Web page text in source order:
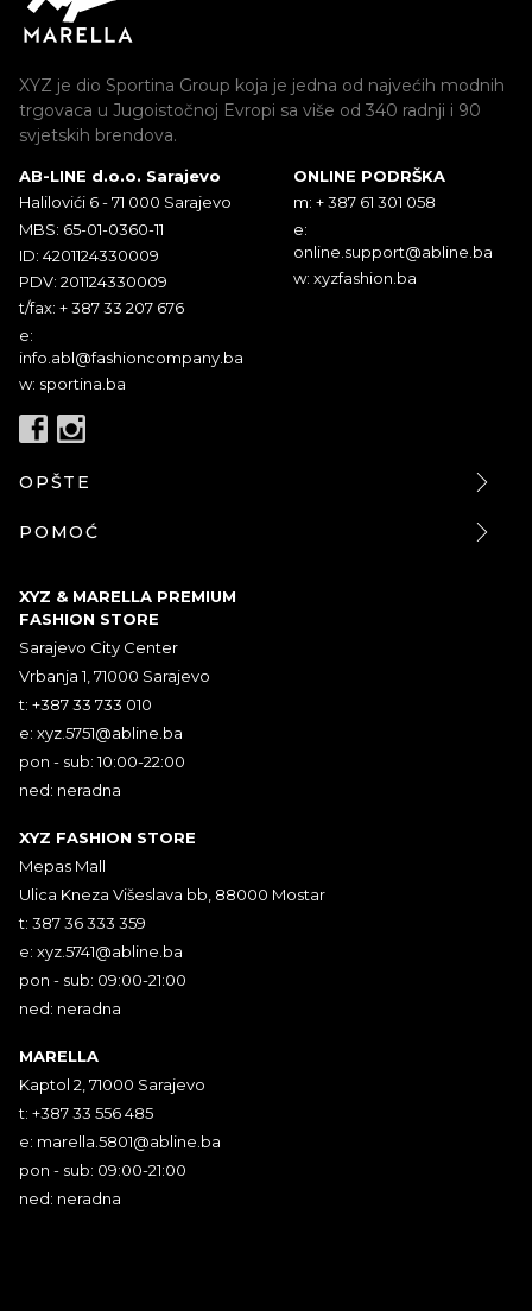
XYZ je dio Sportina Group koja je jedna od najvećih modnih
trgovaca u Jugoistočnoj Evropi sa više od 340 radnji i 90
svjetskih brendova.
AB-LINE d.o.o. Sarajevo
Halilovići 6 - 71 000 Sarajevo
MBS: 65-01-0360-11
ID: 4201124330009
PDV: 201124330009
t/fax: + 387 33 207 676
e:
info.abl@fashioncompany.ba
w: sportina.ba
ONLINE PODRŠKA
m: + 387 61 301 058
e:
online.support@abline.ba
w: xyzfashion.ba
OPŠTE
POMOĆ
XYZ & MARELLA PREMIUM
FASHION STORE
Sarajevo City Center
Vrbanja 1, 71000 Sarajevo
t: +387 33 733 010
e: xyz.5751@abline.ba
pon - sub: 10:00-22:00
ned: neradna
XYZ FASHION STORE
Mepas Mall
Ulica Kneza Višeslava bb, 88000 Mostar
t: 387 36 333 359
e: xyz.5741@abline.ba
pon - sub: 09:00-21:00
ned: neradna
MARELLA
Kaptol 2, 71000 Sarajevo
t: +387 33 556 485
e: marella.5801@abline.ba
pon - sub: 09:00-21:00
ned: neradna